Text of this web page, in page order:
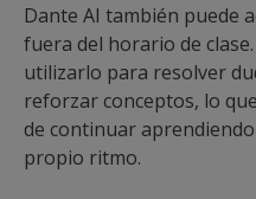
Dante AI también puede
fuera del horario de
utilizarlo para resolver
reforzar conceptos, lo
de continuar
propio ritmo.